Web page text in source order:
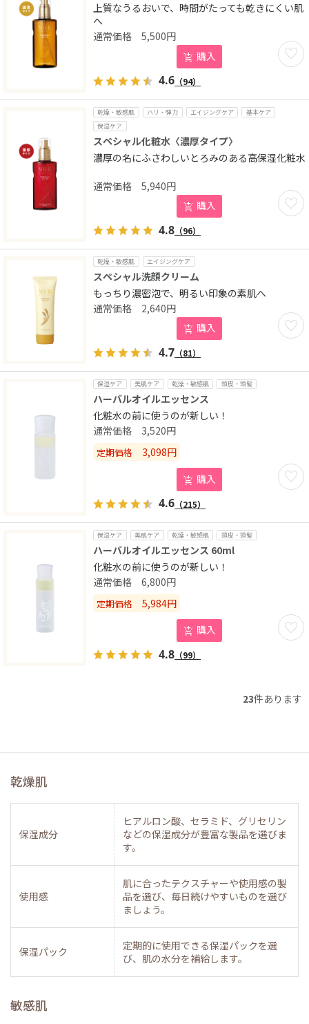
上質なうるおいで、時間がたっても乾きにくい肌
へ
お気
5,500円
購入
4.6 （94）
乾燥・敏感肌 ハリ・弾力 エイジングケア
基本ケア
保湿ケア
スペシャル化粧水〈濃厚タイプ〉
濃厚の名にふさわしいとろみのある高保湿化粧水
お気
5,940円
購入
4.8 （96）
乾燥・敏感肌 エイジングケア
スペシャル洗顔クリーム
もっちり濃密泡で、明るい印象の素肌へ
お気
2,640円
購入
4.7 （81）
保湿ケア 美肌ケア 乾燥・敏感肌 頭皮・頭髪
ハーバルオイルエッセンス
化粧水の前に使うのが新しい！
お気
3,520円
定期価格 3,098円
購入
4.6 （215）
保湿ケア 美肌ケア 乾燥・敏感肌 頭皮・頭髪
ハーバルオイルエッセンス 60ml
化粧水の前に使うのが新しい！
お気
6,800円
定期価格 5,984円
購入
4.8 （99）
23件あります
乾燥肌
保湿成分
ヒアルロン酸、セラミド、グリセリン
などの保湿成分が豊富な製品を選びま
す。
使用感
肌に合ったテクスチャーや使用感の製
品を選び、毎日続けやすいものを選び
ましょう。
保湿パック
定期的に使用できる保湿パックを選
び、肌の水分を補給します。
敏感肌